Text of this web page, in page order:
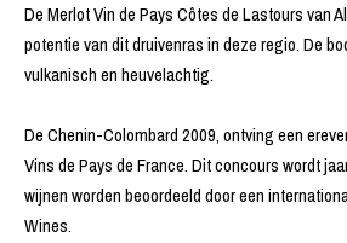
De Merlot Vin de Pays Côtes de Lastours van
potentie van dit druivenras in deze regio. De
vulkanisch en heuvelachtig.
De Chenin-Colombard 2009, ontving een
Vins de Pays de France. Dit concours wordt
wijnen worden beoordeeld door een
Wines.